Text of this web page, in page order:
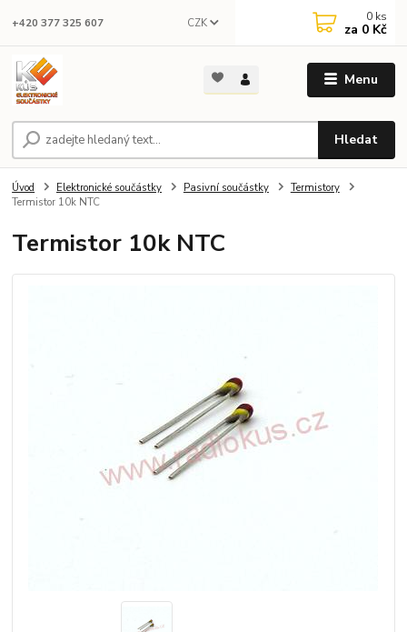
Menu
CZK
Hledat
+420 377 325 607 0 ks
za 0 Kč
Úvod Elektronické součástky Pasivní součástky
Termistory
Termistor 10k NTC
Termistor 10k NTC